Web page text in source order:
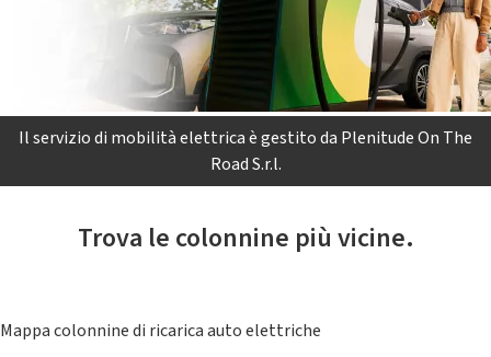
Il servizio di mobilità elettrica è gestito da Plenitude On The
Road S.r.l.
Trova le colonnine più vicine.
Mappa colonnine di ricarica auto elettriche